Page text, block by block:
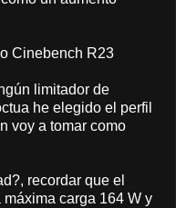
Cinebench R23
limitador de
he elegido el perfil
voy a tomar como
recordar que el
máxima carga 164 W y